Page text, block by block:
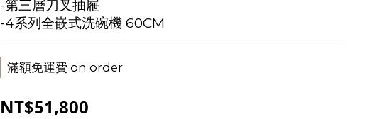
-第三層刀叉抽屜
-4系列全嵌式洗碗機 60CM
滿額免運費 on order
NT$51,800